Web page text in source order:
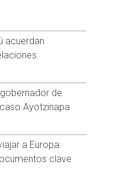
acuerdan
de
Ayotzinapa
a Europa:
clave